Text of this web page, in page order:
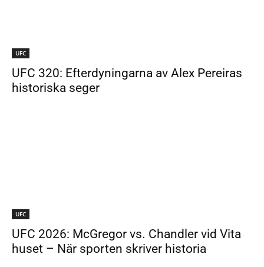
UFC
UFC 320: Efterdyningarna av Alex Pereiras
historiska seger
UFC
UFC 2026: McGregor vs. Chandler vid Vita
huset – När sporten skriver historia